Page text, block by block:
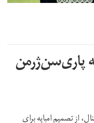
پاری‌سن‌ژرمن